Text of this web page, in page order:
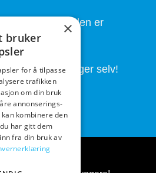
etter at handelen er
folk som brygger selv!
×
bruker
for å tilpasse
trafikken
om din bruk
annonserings-
kombinere den
har gitt dem
fra din bruk av